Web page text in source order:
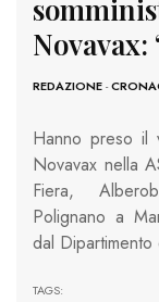
Novavax:
REDAZIONE-
Hanno preso il
Novavax nella
Fiera,
Polignano a
dal
TAGS: